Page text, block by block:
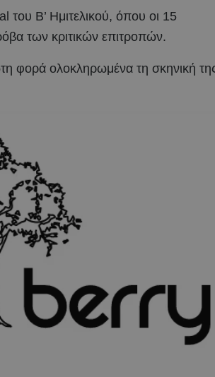
Β’ Ημιτελικού, όπου οι 15
των κριτικών επιτροπών.
φορά ολοκληρωμένα τη σκηνική